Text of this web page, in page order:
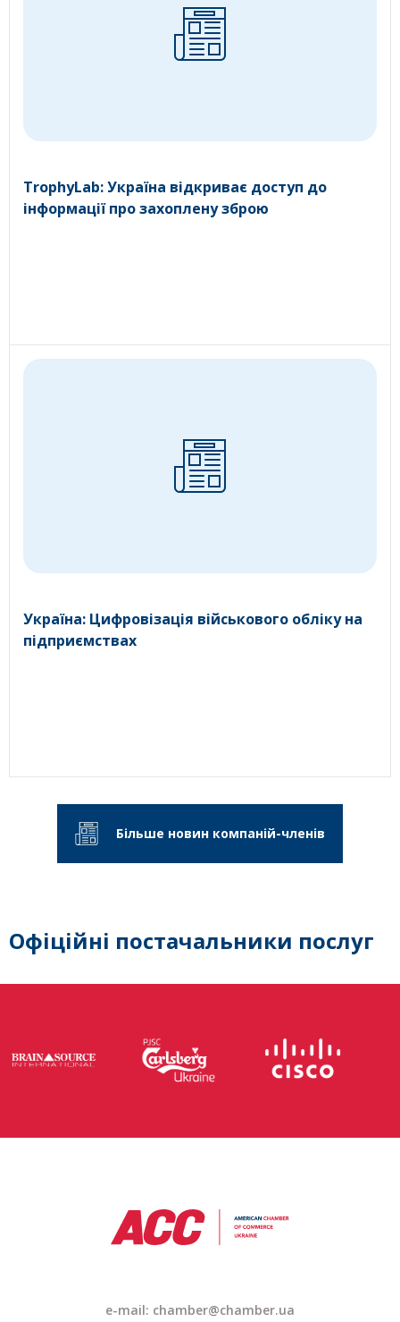
TrophyLab: Україна відкриває доступ до
інформації про захоплену зброю
Україна: Цифровізація військового обліку на
підприємствах
Більше новин компаній-членів
Офіційні постачальники послуг
e-mail: chamber@chamber.ua